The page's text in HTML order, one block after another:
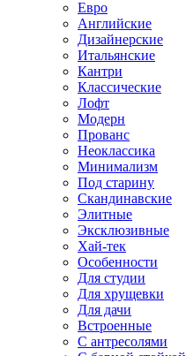
Евро
Английские
Дизайнерские
Итальянские
Кантри
Классические
Лофт
Модерн
Прованс
Неоклассика
Минимализм
Под старину
Скандинавские
Элитные
Эксклюзивные
Хай-тек
Особенности
Для студии
Для хрущевки
Для дачи
Встроенные
С антресолями